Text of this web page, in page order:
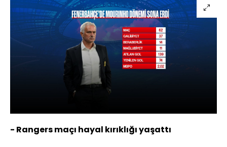
- Rangers maçı hayal kırıklığı yaşattı